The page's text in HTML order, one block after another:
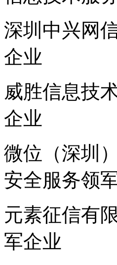
深圳中兴网
企业
威胜信息技
企业
微位（深圳
安全服务领
元素征信有
军企业